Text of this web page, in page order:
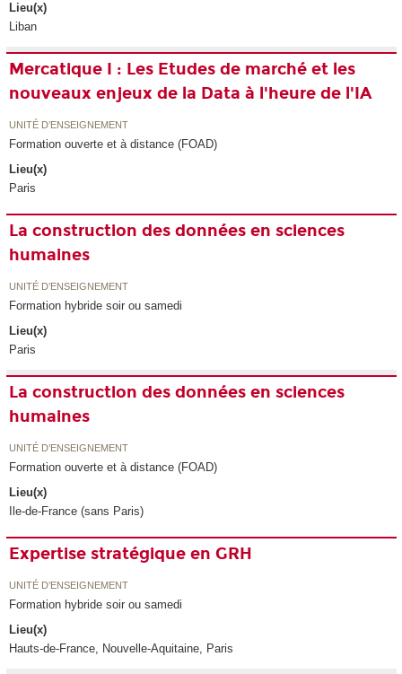
Lieu(x)
Liban
Mercatique I : Les Etudes de marché et les
nouveaux enjeux de la Data à l'heure de l'IA
UNITÉ D’ENSEIGNEMENT
Formation ouverte et à distance (FOAD)
Lieu(x)
Paris
La construction des données en sciences
humaines
UNITÉ D’ENSEIGNEMENT
Formation hybride soir ou samedi
Lieu(x)
Paris
La construction des données en sciences
humaines
UNITÉ D’ENSEIGNEMENT
Formation ouverte et à distance (FOAD)
Lieu(x)
Ile-de-France (sans Paris)
Expertise stratégique en GRH
UNITÉ D’ENSEIGNEMENT
Formation hybride soir ou samedi
Lieu(x)
Hauts-de-France, Nouvelle-Aquitaine, Paris